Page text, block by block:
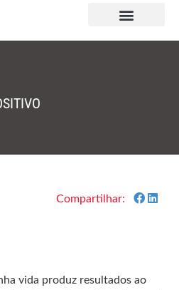
Compartilhar:
vida produz resultados ao